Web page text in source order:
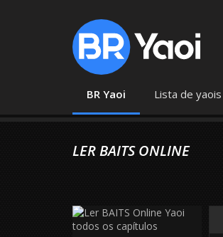
BR Yaoi Lista de yaois
LER BAITS ONLINE